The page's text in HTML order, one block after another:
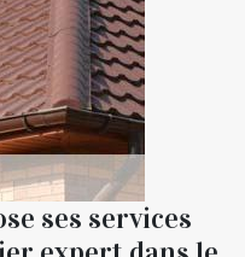
ses services